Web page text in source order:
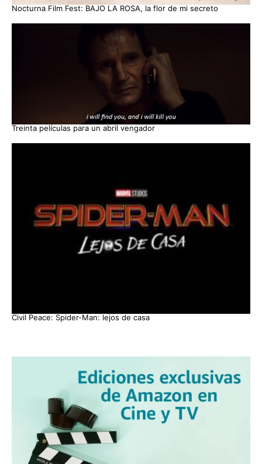
Nocturna Film Fest: BAJO LA ROSA, la flor de mi secreto
Treinta películas para un abril vengador
Civil Peace: Spider-Man: lejos de casa